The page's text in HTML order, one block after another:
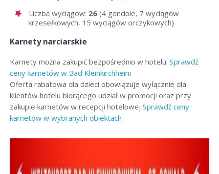
Liczba wyciągów: 26 (4 gondole, 7 wyciągów
krzesełkowych, 15 wyciągów orczykowych)
Karnety narciarskie
Karnety można zakupić bezpośrednio w hotelu. Sprawdź
ceny karnetów w Bad Kleinkirchheim
Oferta rabatowa dla dzieci obowiązuje wyłącznie dla
klientów hotelu biorącego udział w promocji oraz przy
zakupie karnetów w recepcji hotelowej Sprawdź ceny
karnetów w wybranych obiektach